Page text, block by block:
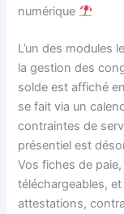
numérique
L’un des modules
la gestion des
solde est affiché
se fait via un
contraintes de
présentiel est
Vos fiches de
téléchargeables,
attestations,